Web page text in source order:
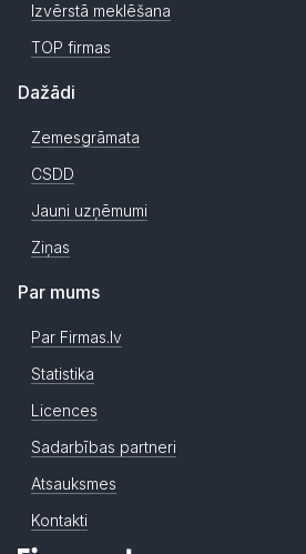
Izvērstā meklēšana
TOP firmas
Dažādi
Zemesgrāmata
CSDD
Jauni uzņēmumi
Ziņas
Par mums
Par Firmas.lv
Statistika
Licences
Sadarbības partneri
Atsauksmes
Kontakti